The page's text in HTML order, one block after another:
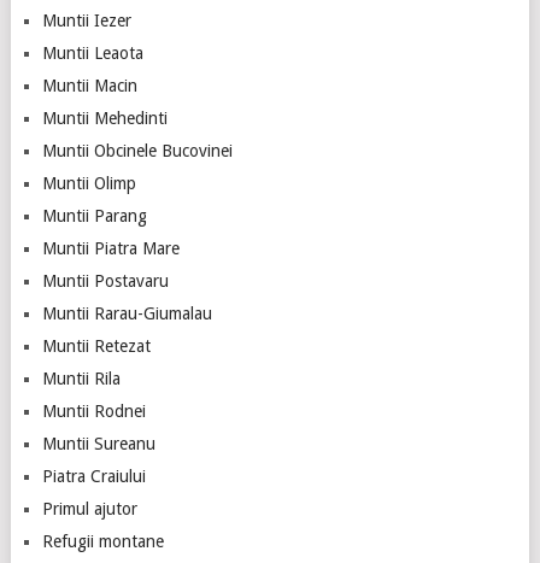
Muntii Iezer
Muntii Leaota
Muntii Macin
Muntii Mehedinti
Muntii Obcinele Bucovinei
Muntii Olimp
Muntii Parang
Muntii Piatra Mare
Muntii Postavaru
Muntii Rarau-Giumalau
Muntii Retezat
Muntii Rila
Muntii Rodnei
Muntii Sureanu
Piatra Craiului
Primul ajutor
Refugii montane